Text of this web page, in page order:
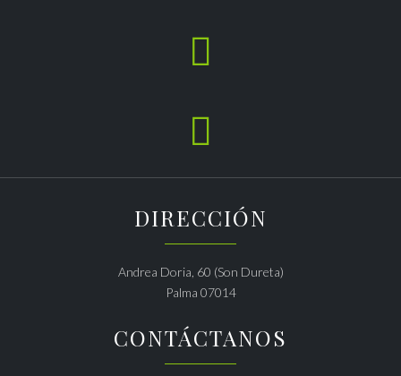


DIRECCIÓN
Andrea Doria, 60 (Son Dureta)
Palma 07014
CONTÁCTANOS